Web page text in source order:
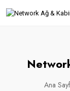
Ana